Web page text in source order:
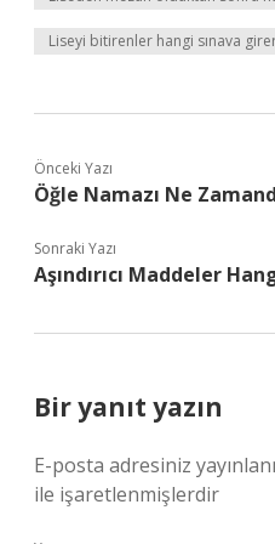
Liseyi bitirenler hangi sınava
Önceki Yazı
Öğle Namazı Ne
Sonraki Yazı
Aşındırıcı Maddeler
Bir yanıt yazın
E-posta adresiniz
ile işaretlenmişlerdir